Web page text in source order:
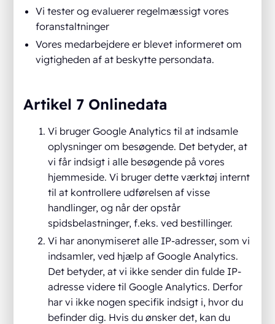
Vi tester og evaluerer regelmæssigt vores
foranstaltninger
Vores medarbejdere er blevet informeret om
vigtigheden af at beskytte persondata.
Artikel 7 Onlinedata
Vi bruger Google Analytics til at indsamle
oplysninger om besøgende. Det betyder, at
vi får indsigt i alle besøgende på vores
hjemmeside. Vi bruger dette værktøj internt
til at kontrollere udførelsen af visse
handlinger, og når der opstår
spidsbelastninger, f.eks. ved bestillinger.
Vi har anonymiseret alle IP-adresser, som vi
indsamler, ved hjælp af Google Analytics.
Det betyder, at vi ikke sender din fulde IP-
adresse videre til Google Analytics. Derfor
har vi ikke nogen specifik indsigt i, hvor du
befinder dig. Hvis du ønsker det, kan du